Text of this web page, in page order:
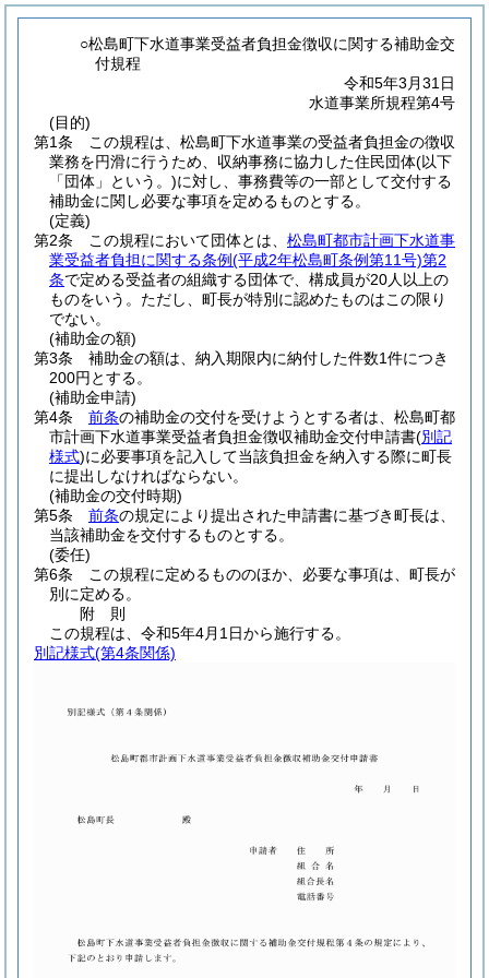
○松島町下水道事業受益者負担金徴収に関する補助金交
付規程
令和5年3月31日
水道事業所規程第4号
(目的)
第1条
この規程は、松島町下水道事業の受益者負担金の徴収
業務を円滑に行うため、収納事務に協力した住民団体(以下
「団体」という。)に対し、事務費等の一部として交付する
補助金に関し必要な事項を定めるものとする。
(定義)
第2条
この規程において団体とは、 松島町都市計画下水道事
業受益者負担に関する条例(平成2年松島町条例第11号)第2
条で定める受益者の組織する団体で、構成員が20人以上の
ものをいう。 ただし、町長が特別に認めたものはこの限り
でない。
(補助金の額)
第3条
補助金の額は、納入期限内に納付した件数1件につき
200円とする。
(補助金申請)
第4条
前条の補助金の交付を受けようとする者は、松島町都
市計画下水道事業受益者負担金徴収補助金交付申請書(別記
様式)に必要事項を記入して当該負担金を納入する際に町長
に提出しなければならない。
(補助金の交付時期)
第5条
前条の規定により提出された申請書に基づき町長は、
当該補助金を交付するものとする。
(委任)
第6条
この規程に定めるもののほか、必要な事項は、町長が
別に定める。
附 則
この規程は、令和5年4月1日から施行する。
別記様式(第4条関係)